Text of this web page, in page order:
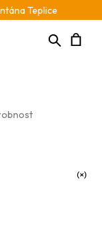
Teplice
Hledat